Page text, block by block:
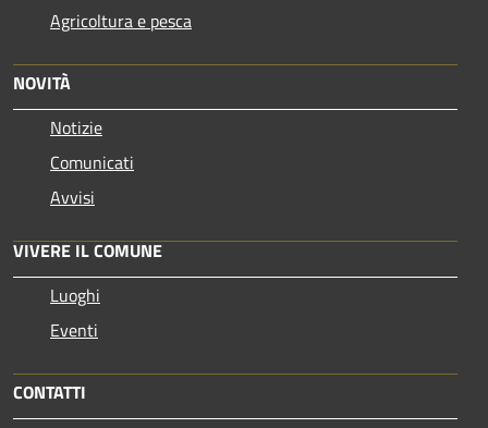
Agricoltura e pesca
NOVITÀ
Notizie
Comunicati
Avvisi
VIVERE IL COMUNE
Luoghi
Eventi
CONTATTI